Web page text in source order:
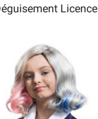
Licence